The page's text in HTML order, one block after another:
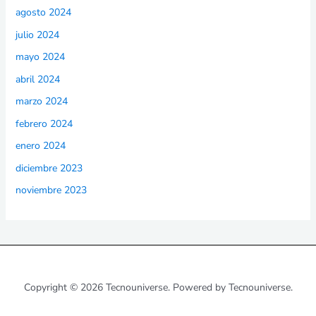
agosto 2024
julio 2024
mayo 2024
abril 2024
marzo 2024
febrero 2024
enero 2024
diciembre 2023
noviembre 2023
Copyright © 2026 Tecnouniverse. Powered by Tecnouniverse.